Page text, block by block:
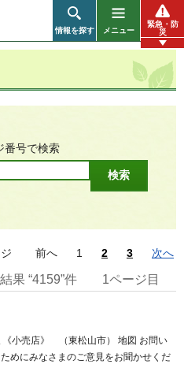
情報を探す メニュー
緊急・防
災
番号で検索
前へ 1 2 3 次へ
果 “4159”件 1ページ目
《小売店》 （東松山市） 地図 お問い
めにみなさまのご意見をお聞かせくだ